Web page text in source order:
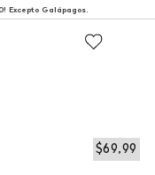
Excepto Galápagos.
$69,99